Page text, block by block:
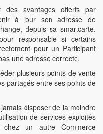
des avantages offerts par
à jour son adresse de
depuis sa smartcarte.
responsable si certains
pour un Participant
une adresse correcte.
plusieurs points de vente
partagés entre ses points de
disposer de la moindre
de services exploités
chez un autre Commerce